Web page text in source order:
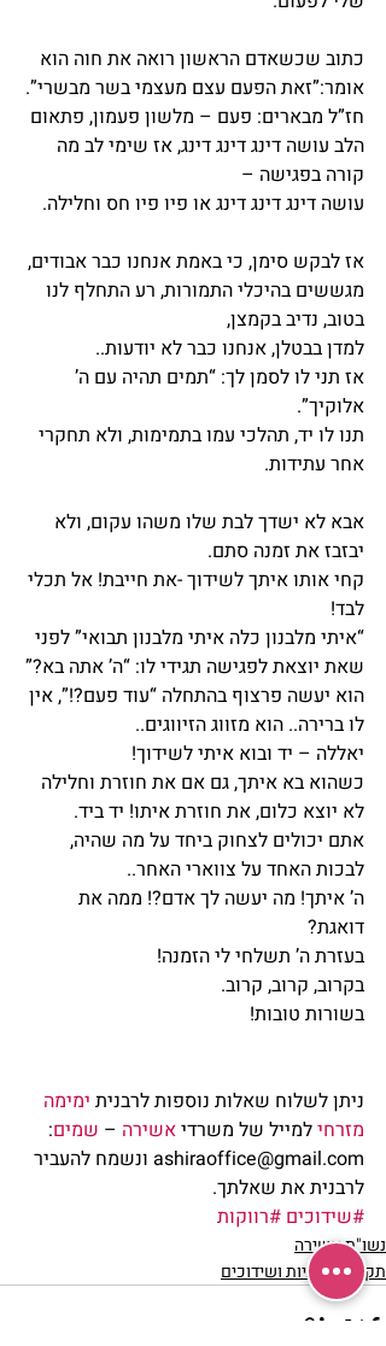
כתוב שכשאדם הראשון רואה את חוה הוא
אומר:”זאת הפעם עצם מעצמי בשר מבשרי”.
חז”ל מבארים: פעם – מלשון פעמון, פתאום
הלב עושה דינג דינג דינג, אז שימי לב מה
קורה בפגישה –
עושה דינג דינג דינג או פיו פיו חס וחלילה.
אז לבקש סימן, כי באמת אנחנו כבר אבודים,
מגששים בהיכלי התמורות, רע התחלף לנו
בטוב, נדיב בקמצן,
למדן בבטלן, אנחנו כבר לא יודעות..
אז תני לו לסמן לך: “תמים תהיה עם ה’
אלוקיך”.
תנו לו יד, תהלכי עמו בתמימות, ולא תחקרי
אחר עתידות.
אבא לא ישדך לבת שלו משהו עקום, ולא
יבזבז את זמנה סתם.
קחי אותו איתך לשידוך -את חייבת! אל תכלי
לבד!
“איתי מלבנון כלה איתי מלבנון תבואי” לפני
שאת יוצאת לפגישה תגידי לו: “ה’ אתה בא?”
הוא יעשה פרצוף בהתחלה “עוד פעם?!”, אין
לו ברירה.. הוא מזווג הזיווגים..
יאללה – יד ובוא איתי לשידוך!
כשהוא בא איתך, גם אם את חוזרת וחלילה
לא יוצא כלום, את חוזרת איתו! יד ביד.
אתם יכולים לצחוק ביחד על מה שהיה,
לבכות האחד על צווארי האחר..
ה’ איתך! מה יעשה לך אדם?! ממה את
דואגת?
בעזרת ה’ תשלחי לי הזמנה!
בקרוב, קרוב, קרוב.
בשורות טובות!
ניתן לשלוח שאלות נוספות לרבנית ימימה
מזרחי למייל של משרדי אשירה – שמים:
ashiraoffice@gmail.com ונשמח להעביר
לרבנית את שאלתך.
#שידוכים #רווקות
נשו"ת אשירה
תקשורת זוגיות ושידוכים